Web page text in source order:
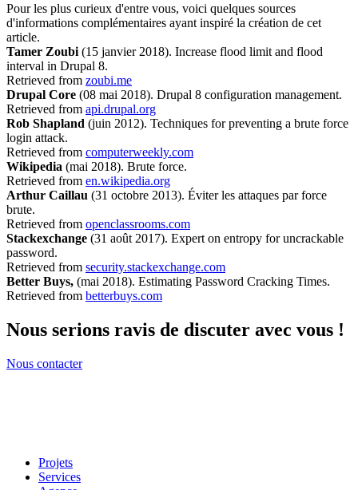
Pour les plus curieux d'entre vous, voici quelques sources
d'informations complémentaires ayant inspiré la création de cet
article.
Tamer Zoubi (15 janvier 2018). Increase flood limit and flood
interval in Drupal 8.
Retrieved from zoubi.me
Drupal Core (08 mai 2018). Drupal 8 configuration management.
Retrieved from api.drupal.org
Rob Shapland (juin 2012). Techniques for preventing a brute force
login attack.
Retrieved from computerweekly.com
Wikipedia (mai 2018). Brute force.
Retrieved from en.wikipedia.org
Arthur Caillau (31 octobre 2013). Éviter les attaques par force
brute.
Retrieved from openclassrooms.com
Stackexchange (31 août 2017). Expert on entropy for uncrackable
password.
Retrieved from security.stackexchange.com
Better Buys, (mai 2018). Estimating Password Cracking Times.
Retrieved from betterbuys.com
Nous serions ravis de discuter avec vous !
Nous contacter
Projets
Services